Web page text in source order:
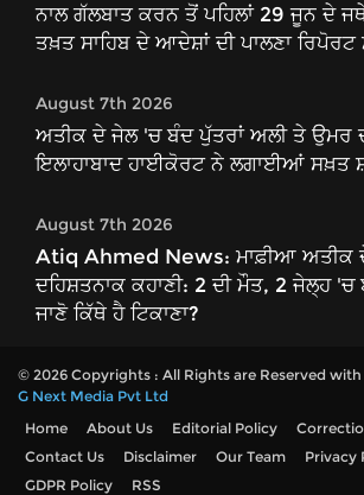
ਨਾਲ ਗੱਲਬਾਤ ਕਰਨ ਤੋਂ ਪਹਿਲਾਂ 29 ਜੂਨ ਦੇ
ਤਖ਼ਤ ਸਾਹਿਬ ਦੇ ਆਦੇਸ਼ਾਂ ਦੀ ਪਾਲਣਾ ਰਿਪੋਰਟ
August 7th 2026
ਅਤੀਕ ਦੇ ਜੇਲ 'ਚ ਬੰਦ ਪੁੱਤਰਾਂ ਅਲੀ ਤੇ ਉਮਰ
ਇਲਾਹਾਬਾਦ ਹਾਈਕੋਰਟ ਨੇ ਲਗਾਈਆਂ ਸਖ਼ਤ
August 7th 2026
Atiq Ahmed News: ਮਾਫ਼ੀਆ ਅਤੀਕ
ਦਹਿਸ਼ਤਨਾਕ ਕਹਾਣੀ: 2 ਦੀ ਮੌਤ, 2 ਜੇਲ੍ਹ
ਜਾਣੋ ਕਿੱਥੇ ਹੈ ਟਿਕਾਣਾ?
© 2026 Copyrights : All Rights are Reserved with
G Next Media Pvt Ltd
Home
About Us Editorial Policy
Contact Us
Disclaimer Our Team
Privacy
GDPR Policy
RSS